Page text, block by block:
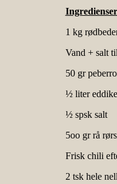
1 kg
Vand + salt
50 gr
½ liter
½ spsk salt
5oo gr rå
Frisk chili
2 tsk hele